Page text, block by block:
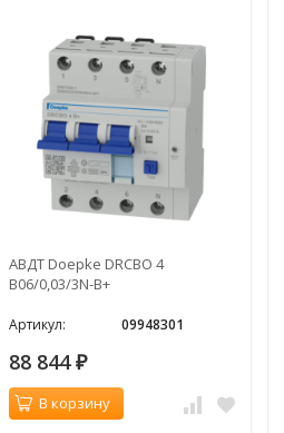
АВДТ Doepke DRCBO 4
B06/0,03/3N-B+
Артикул: 09948301
88 844 ₽
В корзину